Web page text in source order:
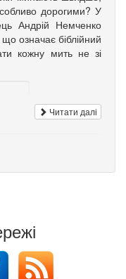
дорогими? У
Андрій Немченко
означає біблійний
кожну мить не зі
Читати далі